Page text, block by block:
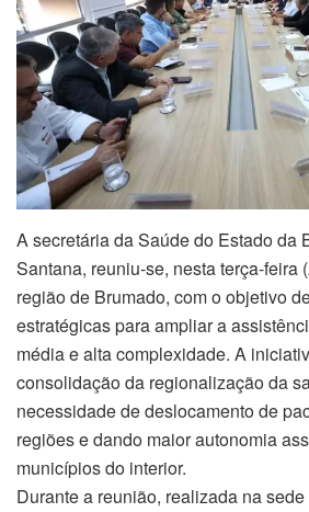
A secretária da Saúde do Estado da
Santana, reuniu-se, nesta terça-feira
região de Brumado, com o objetivo
estratégicas para ampliar a
média e alta complexidade. A
consolidação da regionalização da
necessidade de deslocamento de
regiões e dando maior autonomia
municípios do interior.
Durante a reunião, realizada na